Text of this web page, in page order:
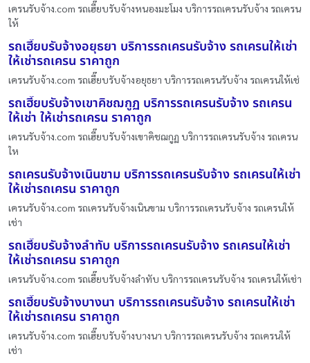
เครนรับจ้าง.com รถเฮี๊ยบรับจ้างหนองมะโมง บริการรถเครนรับจ้าง รถเครน
ให้
รถเฮี๊ยบรับจ้างอยุธยา บริการรถเครนรับจ้าง รถเครนให้เช่า
ให้เช่ารถเครน ราคาถูก
เครนรับจ้าง.com รถเฮี๊ยบรับจ้างอยุธยา บริการรถเครนรับจ้าง รถเครนให้เช่
รถเฮี๊ยบรับจ้างเขาคิชฌกูฏ บริการรถเครนรับจ้าง รถเครน
ให้เช่า ให้เช่ารถเครน ราคาถูก
เครนรับจ้าง.com รถเฮี๊ยบรับจ้างเขาคิชฌกูฏ บริการรถเครนรับจ้าง รถเครน
ให
รถเครนรับจ้างเนินขาม บริการรถเครนรับจ้าง รถเครนให้เช่า
ให้เช่ารถเครน ราคาถูก
เครนรับจ้าง.com รถเครนรับจ้างเนินขาม บริการรถเครนรับจ้าง รถเครนให้
เช่า
รถเฮี๊ยบรับจ้างลำทับ บริการรถเครนรับจ้าง รถเครนให้เช่า
ให้เช่ารถเครน ราคาถูก
เครนรับจ้าง.com รถเฮี๊ยบรับจ้างลำทับ บริการรถเครนรับจ้าง รถเครนให้เช่า
รถเฮี๊ยบรับจ้างบางนา บริการรถเครนรับจ้าง รถเครนให้เช่า
ให้เช่ารถเครน ราคาถูก
เครนรับจ้าง.com รถเฮี๊ยบรับจ้างบางนา บริการรถเครนรับจ้าง รถเครนให้
เช่า